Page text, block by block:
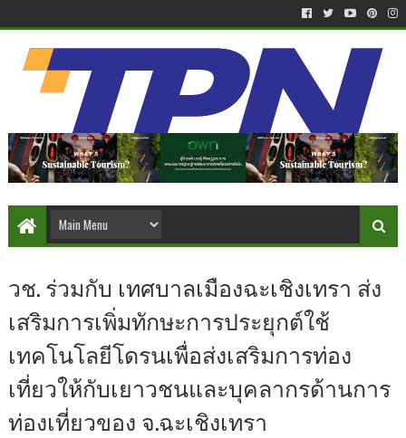
วช. ร่วมกับ เทศบาลเมืองฉะเชิงเทรา ส่ง
เสริมการเพิ่มทักษะการประยุกต์ใช้
เทคโนโลยีโดรนเพื่อส่งเสริมการท่อง
เที่ยวให้กับเยาวชนและบุคลากรด้านการ
ท่องเที่ยวของ จ.ฉะเชิงเทรา